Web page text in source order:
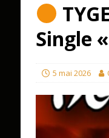
Single
5 mai 2026